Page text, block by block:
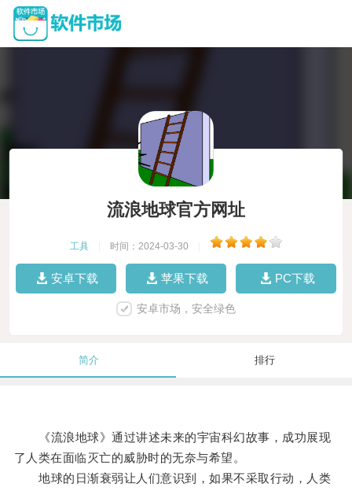
流浪地球官方网址
工具 时间：2024-03-30
安卓下载 苹果下载 PC下载
安卓市场，安全绿色
简介 排行
《流浪地球》通过讲述未来的宇宙科幻故事，成功展现
了人类在面临灭亡的威胁时的无奈与希望。
地球的日渐衰弱让人们意识到，如果不采取行动，人类